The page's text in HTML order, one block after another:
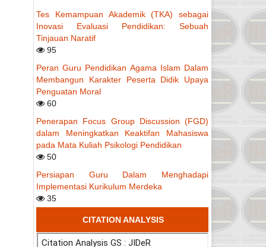
Tes Kemampuan Akademik (TKA) sebagai
Inovasi Evaluasi Pendidikan: Sebuah
Tinjauan Naratif
95
Peran Guru Pendidikan Agama Islam Dalam
Membangun Karakter Peserta Didik Upaya
Penguatan Moral
60
Penerapan Focus Group Discussion (FGD)
dalam Meningkatkan Keaktifan Mahasiswa
pada Mata Kuliah Psikologi Pendidikan
50
Persiapan Guru Dalam Menghadapi
Implementasi Kurikulum Merdeka
35
CITATION ANALYSIS